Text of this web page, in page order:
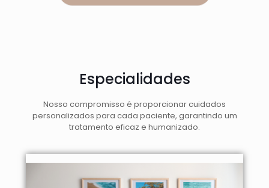
Especialidades
Nosso compromisso é proporcionar cuidados
personalizados para cada paciente, garantindo um
tratamento eficaz e humanizado.